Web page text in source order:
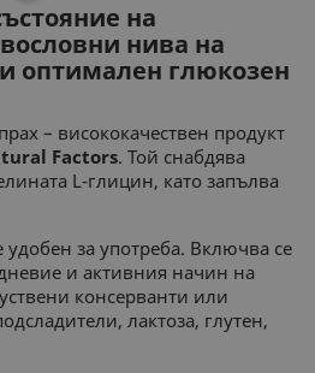
на
нива на
оптимален глюкозен
– висококачествен продукт
Factors. Той снабдява
L-глицин, като запълва
за употреба. Включва се
и активния начин на
консерванти или
лактоза, глутен,